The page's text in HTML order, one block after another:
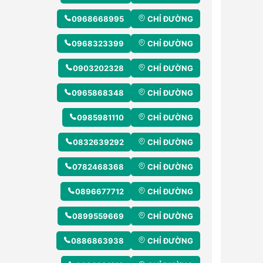
0968668995 CHỈ ĐƯỜNG
0968323399 CHỈ ĐƯỜNG
0903202328 CHỈ ĐƯỜNG
0965868348 CHỈ ĐƯỜNG
0985981110 CHỈ ĐƯỜNG
0832639292 CHỈ ĐƯỜNG
0782468368 CHỈ ĐƯỜNG
0896677712 CHỈ ĐƯỜNG
0899559669 CHỈ ĐƯỜNG
0886863938 CHỈ ĐƯỜNG